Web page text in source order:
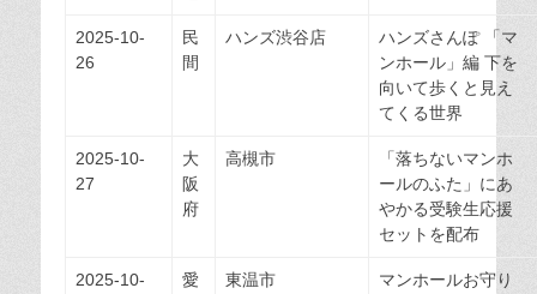
2025-10-
26
民
間
ハンズ渋谷店
ハンズさんぽ 「マ
ンホール」編 下を
向いて歩くと見え
てくる世界
2025-10-
27
大
阪
府
高槻市
「落ちないマンホ
ールのふた」にあ
やかる受験生応援
セットを配布
2025-10-
愛
東温市
マンホールお守り